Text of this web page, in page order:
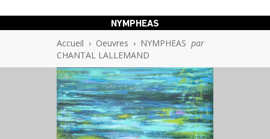
NYMPHEAS
Accueil › Oeuvres › NYMPHEAS par
CHANTAL LALLEMAND